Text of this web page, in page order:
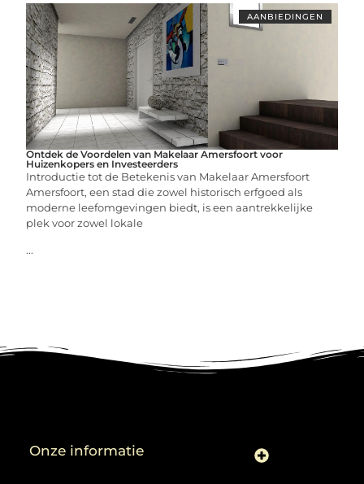
AANBIEDINGEN
Ontdek de Voordelen van Makelaar Amersfoort voor
Huizenkopers en Investeerders
Introductie tot de Betekenis van Makelaar Amersfoort
Amersfoort, een stad die zowel historisch erfgoed als
moderne leefomgevingen biedt, is een aantrekkelijke
plek voor zowel lokale
...
Onze informatie